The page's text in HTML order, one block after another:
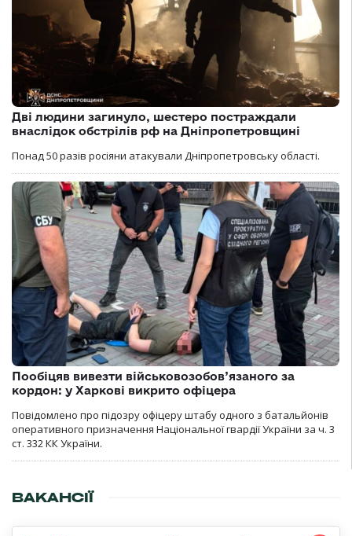
Дві людини загинуло, шестеро постраждали
внаслідок обстрілів рф на Дніпропетровщині
Понад 50 разів росіяни атакували Дніпропетровську області.
Пообіцяв вивезти військовозобов’язаного за
кордон: у Харкові викрито офіцера
Повідомлено про підозру офіцеру штабу одного з батальйонів
оперативного призначення Національної гвардії України за ч. 3
ст. 332 КК України.
ВАКАНСІЇ